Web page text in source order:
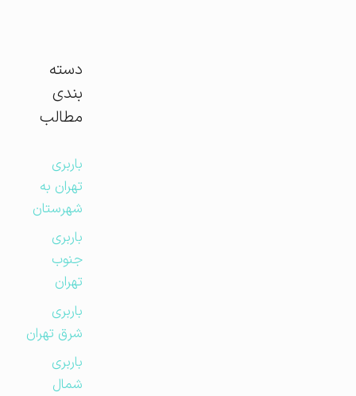
دسته
بندی
مطالب
باربری
تهران به
شهرستان
باربری
جنوب
تهران
باربری
شرق تهران
باربری
شمال